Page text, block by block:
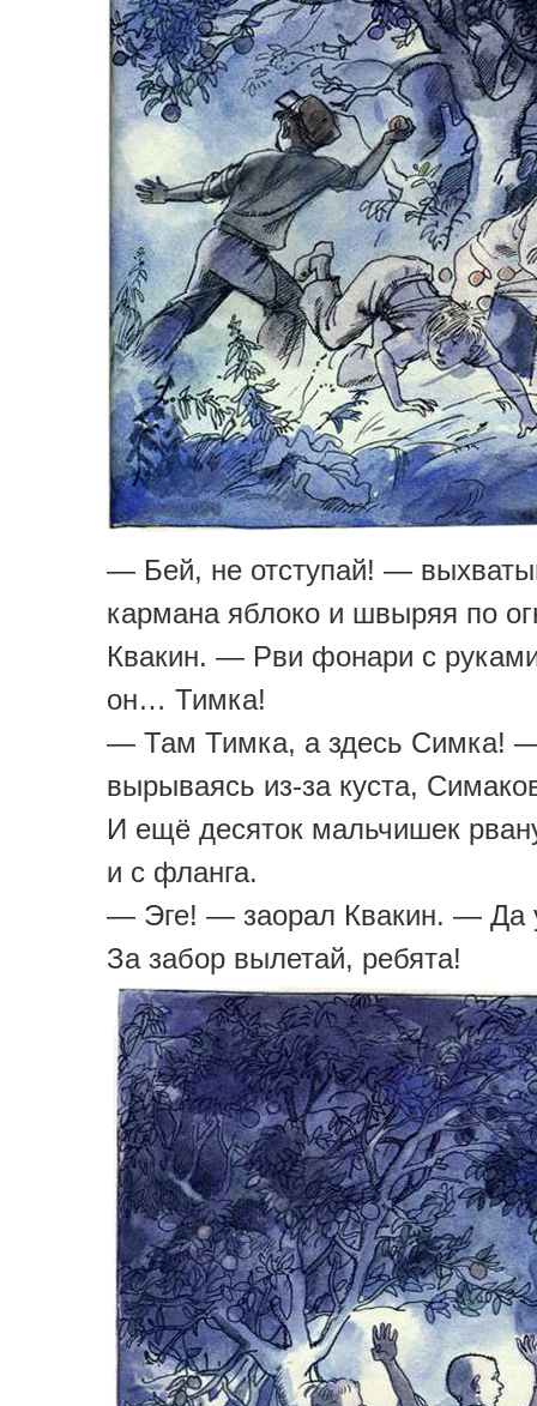
— Бей, не отступай! —
кармана яблоко и швыряя по
Квакин. — Рви фонари с
он… Тимка!
— Там Тимка, а здесь Симка! —
вырываясь из-за куста,
И ещё десяток мальчишек
и с фланга.
— Эге! — заорал Квакин. — Да
За забор вылетай, ребята!